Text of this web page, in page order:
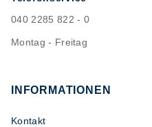
040 2285 822 - 0
Montag - Freitag
INFORMATIONEN
Kontakt